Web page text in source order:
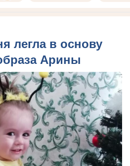
легла в основу
Арины